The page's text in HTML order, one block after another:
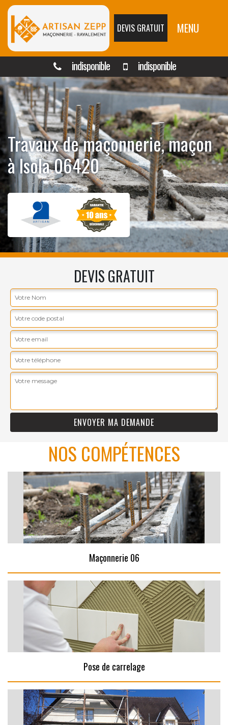
DEVIS GRATUIT MENU
indisponible indisponible
Travaux de maçonnerie, maçon
à Isola 06420
DEVIS GRATUIT
NOS COMPÉTENCES
Maçonnerie 06
Pose de carrelage